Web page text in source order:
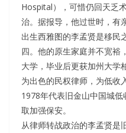
Hospital），可惜仍回天乏
治。据报导，他过世时，有
出生西雅图的李孟贤是移民
四。他的原生家庭并不宽裕
大学，毕业后更获加州大学
为出色的民权律师，为低收
1978年代表旧金山中国城
取加强保安。
从律师转战政治的李孟贤是